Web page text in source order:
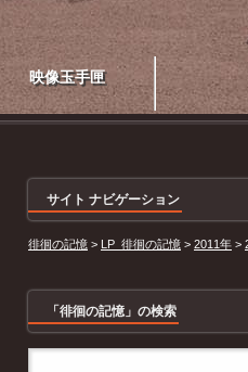
映像玉手匣
サイト ナビゲーション
徘徊の記憶 > LP_徘徊の記憶 > 2011年 >
「徘徊の記憶」の検索